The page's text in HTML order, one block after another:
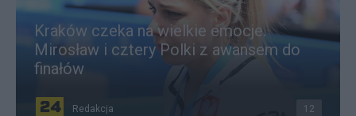
Kraków czeka na wielkie emocje.
Mirosław i cztery Polki z awansem do
finałów
Redakcja 12